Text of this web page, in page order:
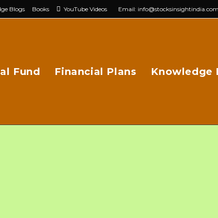
Blogs Books YouTube Videos Email: info@stocksinsightindia.com
Fund Financial Plans Knowledge